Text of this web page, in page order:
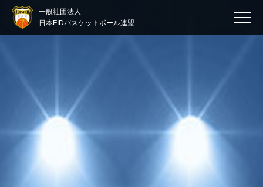
一般社団法人
日本FIDバスケットボール連盟